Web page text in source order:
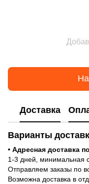
Доставка
Варианты
• Адресная доставка
1-3 дней, минимальная
Отправляем заказы по
Возможна доставка в